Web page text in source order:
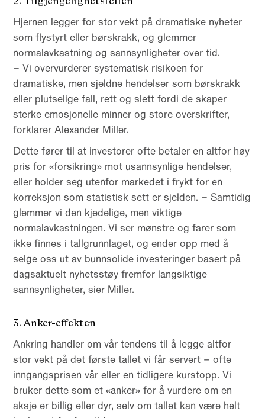
Hjernen legger for stor vekt på dramatiske nyheter
som flystyrt eller børskrakk, og glemmer
normalavkastning og sannsynligheter over tid.
– Vi overvurderer systematisk risikoen for
dramatiske, men sjeldne hendelser som børskrakk
eller plutselige fall, rett og slett fordi de skaper
sterke emosjonelle minner og store overskrifter,
forklarer Alexander Miller.
Dette fører til at investorer ofte betaler en altfor høy
pris for «forsikring» mot usannsynlige hendelser,
eller holder seg utenfor markedet i frykt for en
korreksjon som statistisk sett er sjelden. – Samtidig
glemmer vi den kjedelige, men viktige
normalavkastningen. Vi ser mønstre og farer som
ikke finnes i tallgrunnlaget, og ender opp med å
selge oss ut av bunnsolide investeringer basert på
dagsaktuelt nyhetsstøy fremfor langsiktige
sannsynligheter, sier Miller.
3. Anker-effekten
Ankring handler om vår tendens til å legge altfor
stor vekt på det første tallet vi får servert – ofte
inngangsprisen vår eller en tidligere kurstopp. Vi
bruker dette som et «anker» for å vurdere om en
aksje er billig eller dyr, selv om tallet kan være helt